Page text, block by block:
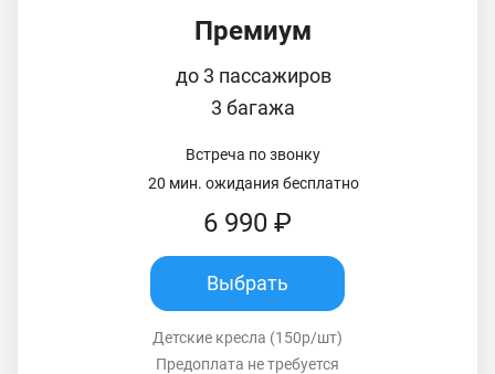
Премиум
до 3 пассажиров
3 багажа
Встреча по звонку
20 мин. ожидания бесплатно
6 990 ₽
Выбрать
Детские кресла (150р/шт)
Предоплата не требуется